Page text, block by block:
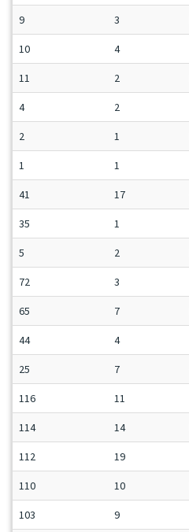
9 3
10 4
11 2
4 2
2 1
1 1
41 17
35 1
5 2
72 3
65 7
44 4
25 7
116 11
114 14
112 19
110 10
103 9